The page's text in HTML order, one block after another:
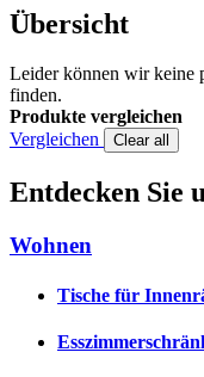
Übersicht
Leider können wir keine
finden.
Produkte vergleichen
Vergleichen
Clear all
Entdecken Sie
Wohnen
Tische für